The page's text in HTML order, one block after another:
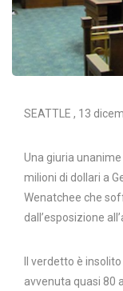
SEATTLE , 13
Una giuria
milioni di dollari a
Wenatchee che
dall’esposizione
Il verdetto è
avvenuta quasi 80